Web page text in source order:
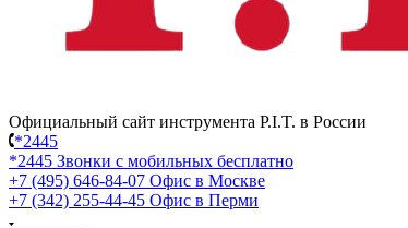
Официальный сайт инструмента P.I.T. в России
*2445
*2445 Звонки с мобильных бесплатно
+7 (495) 646-84-07 Офис в Москве
+7 (342) 255-44-45 Офис в Перми